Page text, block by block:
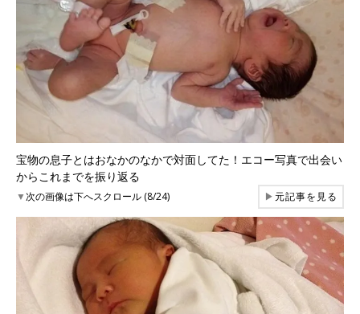
宝物の息子とはおなかのなかで対面してた！エコー写真で出会い
からこれまでを振り返る
▼次の画像は下へスクロール (8/24) ▶元記事を見る